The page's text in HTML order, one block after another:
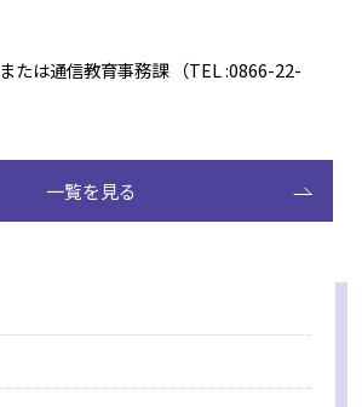
または通信教育事務課 （TEL :0866-22-
一覧を見る